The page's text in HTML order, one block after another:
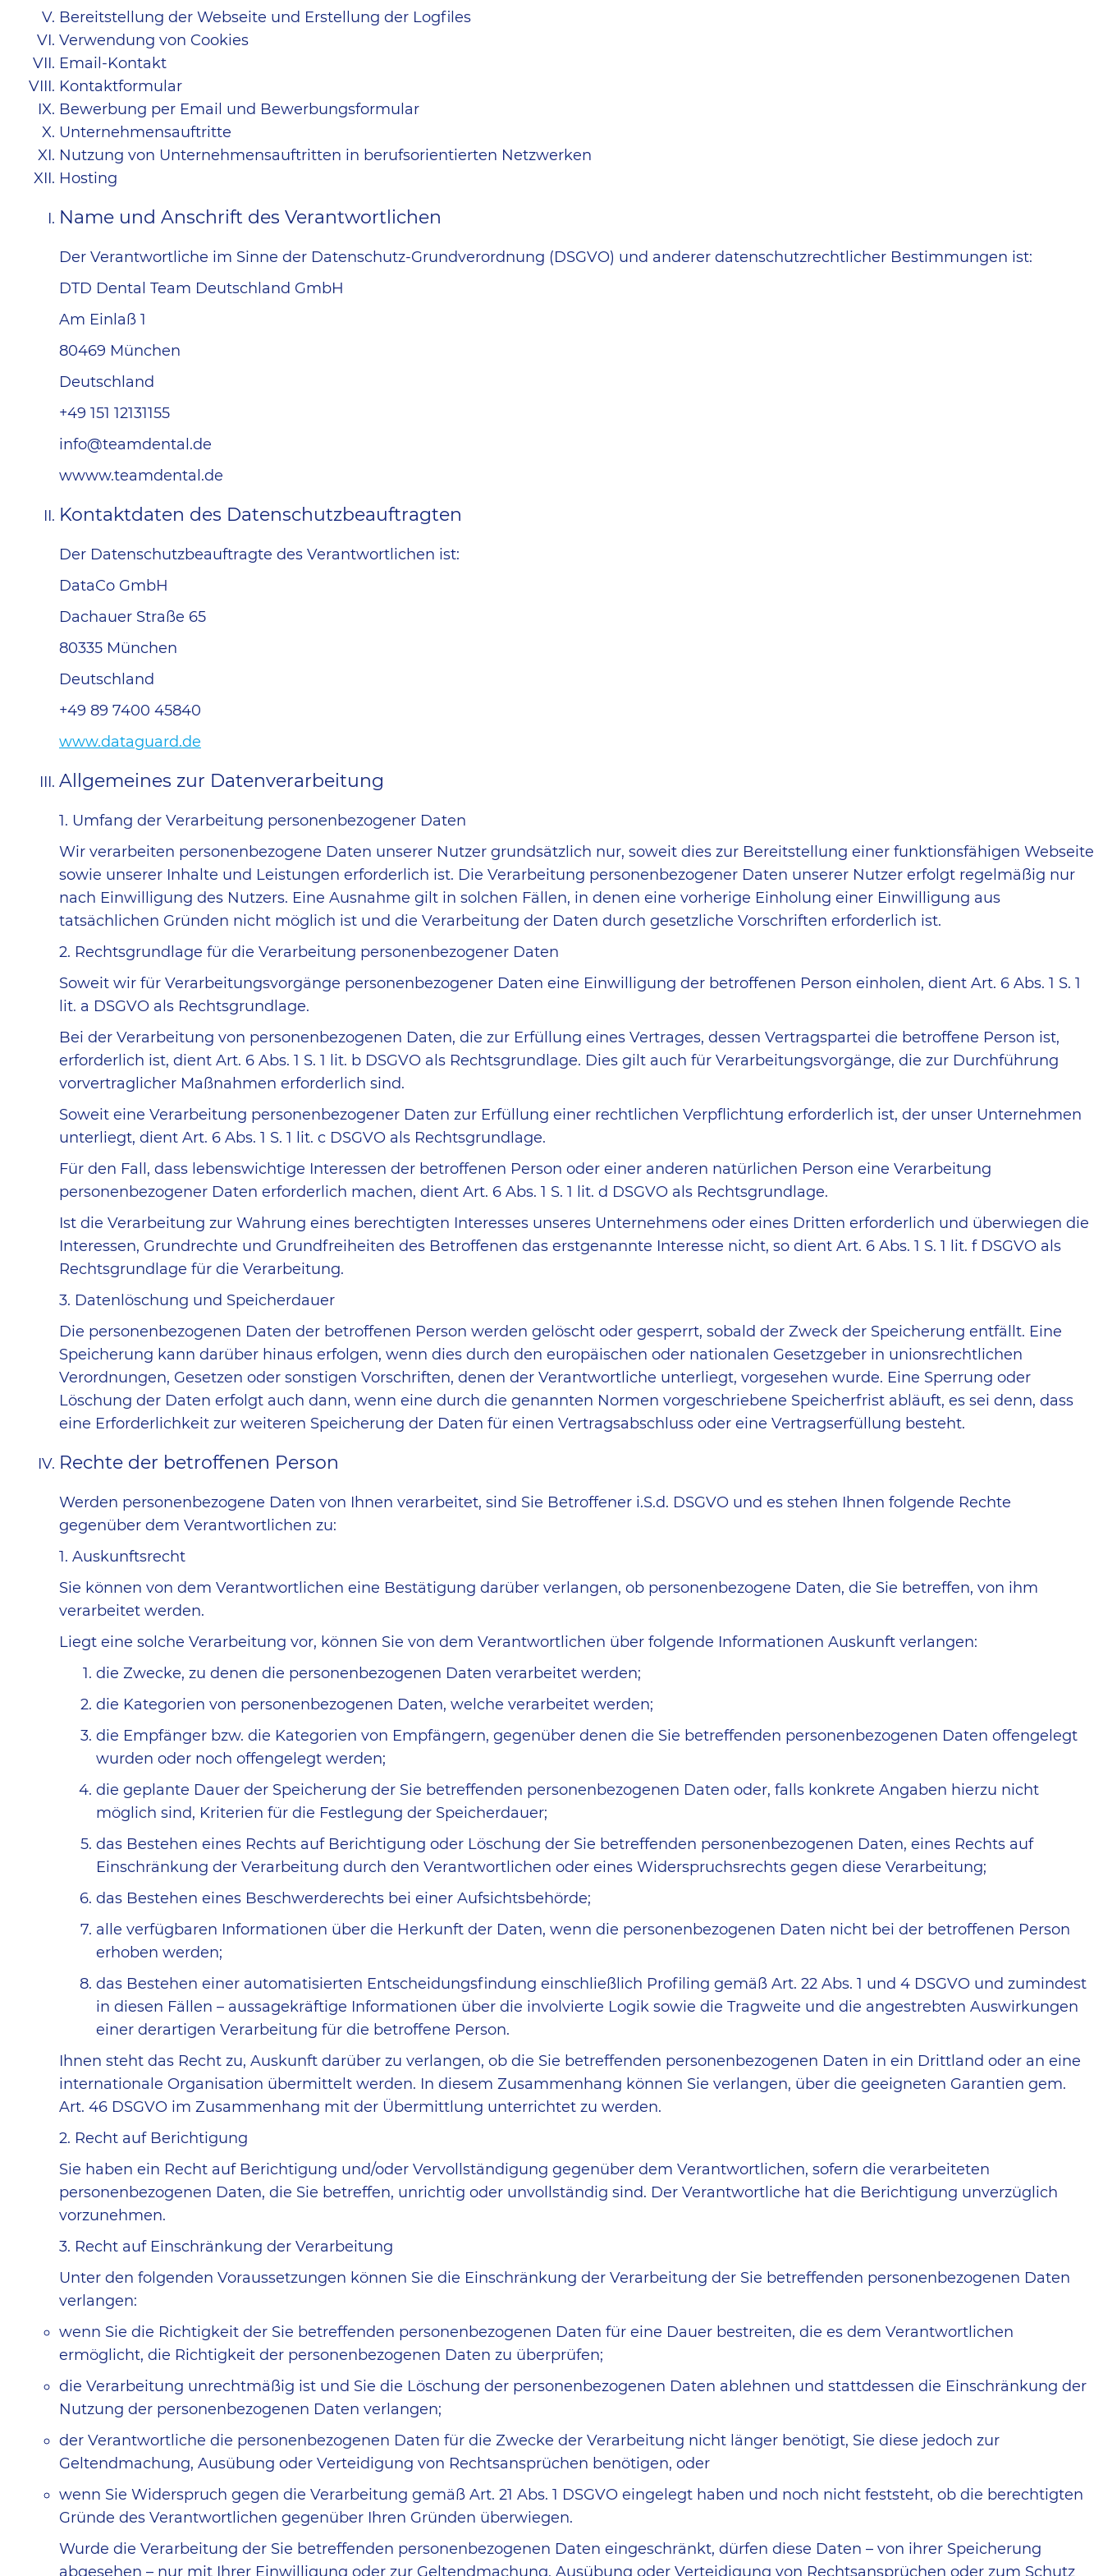
Bereitstellung der Webseite und Erstellung der Logfiles
Verwendung von Cookies
Email-Kontakt
Kontaktformular
Bewerbung per Email und Bewerbungsformular
Unternehmensauftritte
Nutzung von Unternehmensauftritten in berufsorientierten Netzwerken
Hosting
Name und Anschrift des Verantwortlichen
Der Verantwortliche im Sinne der Datenschutz-Grundverordnung (DSGVO) und anderer datenschutzrechtlicher Bestimmungen ist:
DTD Dental Team Deutschland GmbH
Am Einlaß 1
80469 München
Deutschland
+49 151 12131155
info@teamdental.de
wwww.teamdental.de
Kontaktdaten des Datenschutzbeauftragten
Der Datenschutzbeauftragte des Verantwortlichen ist:
DataCo GmbH
Dachauer Straße 65
80335 München
Deutschland
+49 89 7400 45840
www.dataguard.de
Allgemeines zur Datenverarbeitung
1. Umfang der Verarbeitung personenbezogener Daten
Wir verarbeiten personenbezogene Daten unserer Nutzer grundsätzlich nur, soweit dies zur Bereitstellung einer funktionsfähigen Webseite
sowie unserer Inhalte und Leistungen erforderlich ist. Die Verarbeitung personenbezogener Daten unserer Nutzer erfolgt regelmäßig nur
nach Einwilligung des Nutzers. Eine Ausnahme gilt in solchen Fällen, in denen eine vorherige Einholung einer Einwilligung aus
tatsächlichen Gründen nicht möglich ist und die Verarbeitung der Daten durch gesetzliche Vorschriften erforderlich ist.
2. Rechtsgrundlage für die Verarbeitung personenbezogener Daten
Soweit wir für Verarbeitungsvorgänge personenbezogener Daten eine Einwilligung der betroffenen Person einholen, dient Art. 6 Abs. 1 S. 1
lit. a DSGVO als Rechtsgrundlage.
Bei der Verarbeitung von personenbezogenen Daten, die zur Erfüllung eines Vertrages, dessen Vertragspartei die betroffene Person ist,
erforderlich ist, dient Art. 6 Abs. 1 S. 1 lit. b DSGVO als Rechtsgrundlage. Dies gilt auch für Verarbeitungsvorgänge, die zur Durchführung
vorvertraglicher Maßnahmen erforderlich sind.
Soweit eine Verarbeitung personenbezogener Daten zur Erfüllung einer rechtlichen Verpflichtung erforderlich ist, der unser Unternehmen
unterliegt, dient Art. 6 Abs. 1 S. 1 lit. c DSGVO als Rechtsgrundlage.
Für den Fall, dass lebenswichtige Interessen der betroffenen Person oder einer anderen natürlichen Person eine Verarbeitung
personenbezogener Daten erforderlich machen, dient Art. 6 Abs. 1 S. 1 lit. d DSGVO als Rechtsgrundlage.
Ist die Verarbeitung zur Wahrung eines berechtigten Interesses unseres Unternehmens oder eines Dritten erforderlich und überwiegen die
Interessen, Grundrechte und Grundfreiheiten des Betroffenen das erstgenannte Interesse nicht, so dient Art. 6 Abs. 1 S. 1 lit. f DSGVO als
Rechtsgrundlage für die Verarbeitung.
3. Datenlöschung und Speicherdauer
Die personenbezogenen Daten der betroffenen Person werden gelöscht oder gesperrt, sobald der Zweck der Speicherung entfällt. Eine
Speicherung kann darüber hinaus erfolgen, wenn dies durch den europäischen oder nationalen Gesetzgeber in unionsrechtlichen
Verordnungen, Gesetzen oder sonstigen Vorschriften, denen der Verantwortliche unterliegt, vorgesehen wurde. Eine Sperrung oder
Löschung der Daten erfolgt auch dann, wenn eine durch die genannten Normen vorgeschriebene Speicherfrist abläuft, es sei denn, dass
eine Erforderlichkeit zur weiteren Speicherung der Daten für einen Vertragsabschluss oder eine Vertragserfüllung besteht.
Rechte der betroffenen Person
Werden personenbezogene Daten von Ihnen verarbeitet, sind Sie Betroffener i.S.d. DSGVO und es stehen Ihnen folgende Rechte
gegenüber dem Verantwortlichen zu:
1. Auskunftsrecht
Sie können von dem Verantwortlichen eine Bestätigung darüber verlangen, ob personenbezogene Daten, die Sie betreffen, von ihm
verarbeitet werden.
Liegt eine solche Verarbeitung vor, können Sie von dem Verantwortlichen über folgende Informationen Auskunft verlangen:
die Zwecke, zu denen die personenbezogenen Daten verarbeitet werden;
die Kategorien von personenbezogenen Daten, welche verarbeitet werden;
die Empfänger bzw. die Kategorien von Empfängern, gegenüber denen die Sie betreffenden personenbezogenen Daten offengelegt
wurden oder noch offengelegt werden;
die geplante Dauer der Speicherung der Sie betreffenden personenbezogenen Daten oder, falls konkrete Angaben hierzu nicht
möglich sind, Kriterien für die Festlegung der Speicherdauer;
das Bestehen eines Rechts auf Berichtigung oder Löschung der Sie betreffenden personenbezogenen Daten, eines Rechts auf
Einschränkung der Verarbeitung durch den Verantwortlichen oder eines Widerspruchsrechts gegen diese Verarbeitung;
das Bestehen eines Beschwerderechts bei einer Aufsichtsbehörde;
alle verfügbaren Informationen über die Herkunft der Daten, wenn die personenbezogenen Daten nicht bei der betroffenen Person
erhoben werden;
das Bestehen einer automatisierten Entscheidungsfindung einschließlich Profiling gemäß Art. 22 Abs. 1 und 4 DSGVO und zumindest
in diesen Fällen – aussagekräftige Informationen über die involvierte Logik sowie die Tragweite und die angestrebten Auswirkungen
einer derartigen Verarbeitung für die betroffene Person.
Ihnen steht das Recht zu, Auskunft darüber zu verlangen, ob die Sie betreffenden personenbezogenen Daten in ein Drittland oder an eine
internationale Organisation übermittelt werden. In diesem Zusammenhang können Sie verlangen, über die geeigneten Garantien gem.
Art. 46 DSGVO im Zusammenhang mit der Übermittlung unterrichtet zu werden.
2. Recht auf Berichtigung
Sie haben ein Recht auf Berichtigung und/oder Vervollständigung gegenüber dem Verantwortlichen, sofern die verarbeiteten
personenbezogenen Daten, die Sie betreffen, unrichtig oder unvollständig sind. Der Verantwortliche hat die Berichtigung unverzüglich
vorzunehmen.
3. Recht auf Einschränkung der Verarbeitung
Unter den folgenden Voraussetzungen können Sie die Einschränkung der Verarbeitung der Sie betreffenden personenbezogenen Daten
verlangen:
wenn Sie die Richtigkeit der Sie betreffenden personenbezogenen Daten für eine Dauer bestreiten, die es dem Verantwortlichen
ermöglicht, die Richtigkeit der personenbezogenen Daten zu überprüfen;
die Verarbeitung unrechtmäßig ist und Sie die Löschung der personenbezogenen Daten ablehnen und stattdessen die Einschränkung der
Nutzung der personenbezogenen Daten verlangen;
der Verantwortliche die personenbezogenen Daten für die Zwecke der Verarbeitung nicht länger benötigt, Sie diese jedoch zur
Geltendmachung, Ausübung oder Verteidigung von Rechtsansprüchen benötigen, oder
wenn Sie Widerspruch gegen die Verarbeitung gemäß Art. 21 Abs. 1 DSGVO eingelegt haben und noch nicht feststeht, ob die berechtigten
Gründe des Verantwortlichen gegenüber Ihren Gründen überwiegen.
Wurde die Verarbeitung der Sie betreffenden personenbezogenen Daten eingeschränkt, dürfen diese Daten – von ihrer Speicherung
abgesehen – nur mit Ihrer Einwilligung oder zur Geltendmachung, Ausübung oder Verteidigung von Rechtsansprüchen oder zum Schutz